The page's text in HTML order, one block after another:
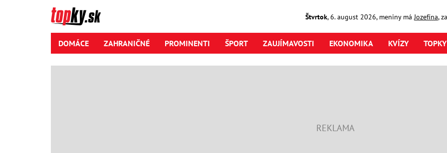
Štvrtok,6. august2026, meniny má Jozefína,
DOMÁCE ZAHRANIČNÉ PROMINENTI ŠPORT ZAUJÍMAVOSTI EKONOMIKA KVÍZY